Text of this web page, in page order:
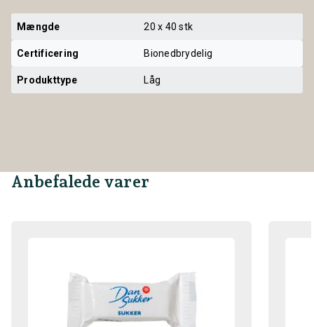
Mængde 20 x 40 stk
Certificering Bionedbrydelig
Produkttype Låg
Anbefalede varer